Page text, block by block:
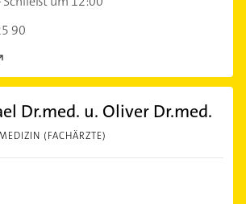
90
Dr.med. u. Oliver Dr.med.
(FACHÄRZTE)